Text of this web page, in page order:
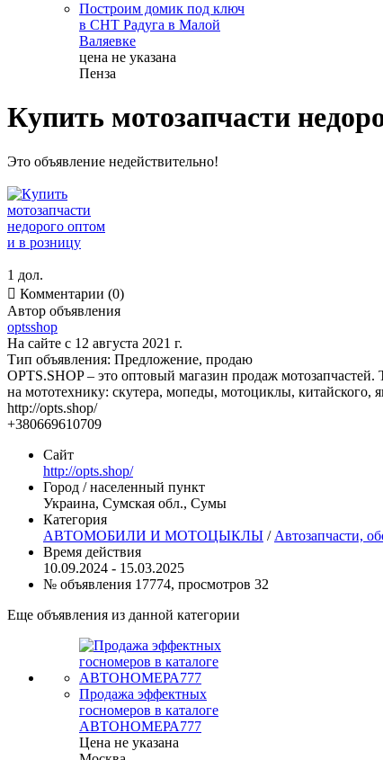
Построим домик под ключ
в СНТ Радуга в Малой
Валяевке
цена не указана
Пенза
Кyпить мотозапчасти
Это объявление недействительно!
1 дол.
 Комментарии (0)
Автор объявления
optsshop
На сайте с 12 августа 2021 г.
Тип объявления: Предложение, продаю
OPTS.SHOP – этo оптовый магaзин продaж
на мототехнику: скутера, мопеды, мотоциклы, китайского,
http://opts.shop/
+380669610709
Сайт
http://opts.shop/
Город / населенный пункт
Украина, Сумская обл., Сумы
Категория
АВТОМОБИЛИ И МОТОЦЫКЛЫ / Автозапчасти,
Время действия
10.09.2024 - 15.03.2025
№ объявления 17774, просмотров 32
Еще объявления из данной категории
Продажа эффектных
госномеров в каталоге
АВТОНОМЕРА777
Цена не указана